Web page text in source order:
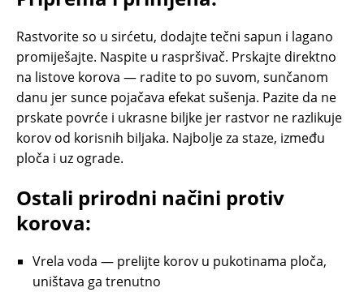
Rastvorite so u sirćetu, dodajte tečni sapun i lagano
promiješajte. Naspite u raspršivač. Prskajte direktno
na listove korova — radite to po suvom, sunčanom
danu jer sunce pojačava efekat sušenja. Pazite da ne
prskate povrće i ukrasne biljke jer rastvor ne razlikuje
korov od korisnih biljaka. Najbolje za staze, između
ploča i uz ograde.
Ostali prirodni načini protiv
korova:
Vrela voda — prelijte korov u pukotinama ploča,
uništava ga trenutno